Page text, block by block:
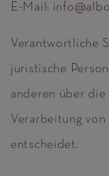
E-Mail:
Verantwortliche
juristische
anderen über
Verarbeitung
entscheidet.